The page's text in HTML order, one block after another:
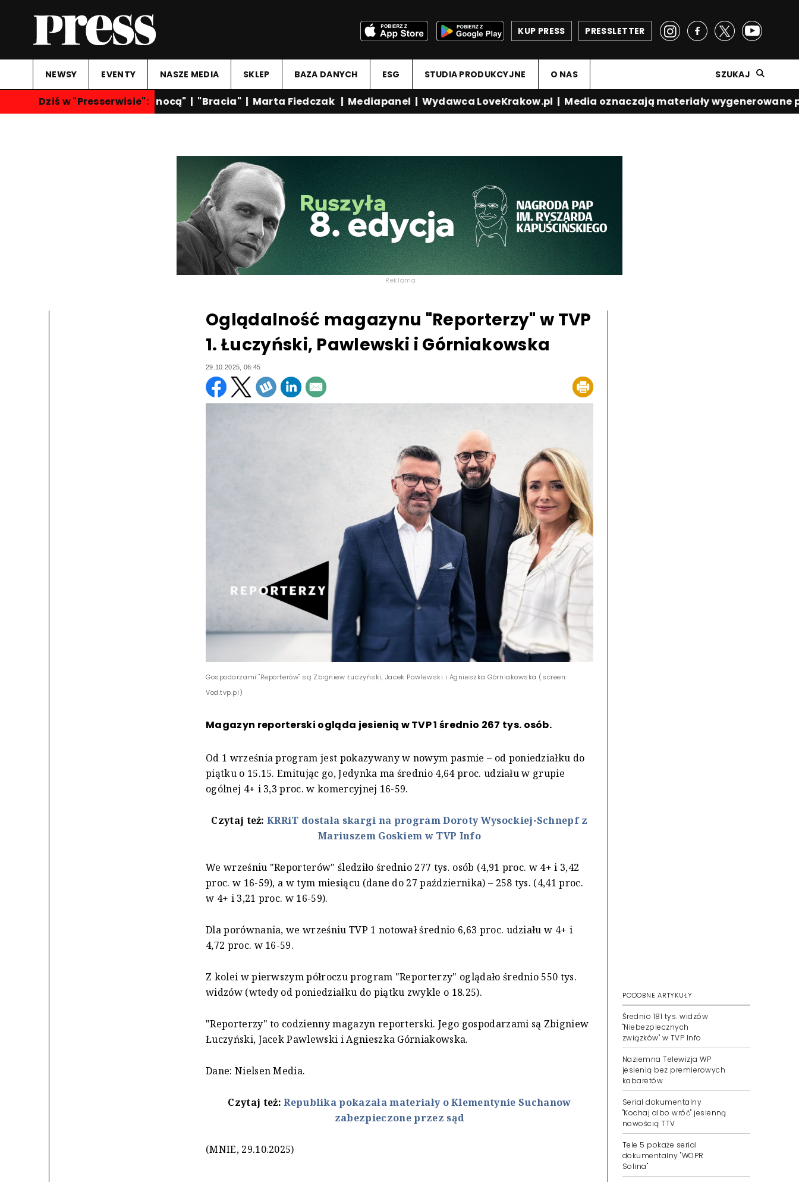
PRESSLETTER
KUP PRESS
NEWSY EVENTY NASZE MEDIA SKLEP BAZA DANYCH ESG STUDIA PRODUKCYJNE O NAS SZUKAJ
Dziś w "Presserwisie":
"Rozmowy nocą"|"Bracia"|Marta Fiedczak|Mediapanel |Wydawca LoveKrakow.pl|Media oznaczają materiały wygenerowane
Reklama
Oglądalność magazynu "Reporterzy" w TVP
1. Łuczyński, Pawlewski i Górniakowska
29.10.2025, 06:45
Gospodarzami "Reporterów" są Zbigniew Łuczyński, Jacek Pawlewski i Agnieszka Górniakowska (screen:
Vod.tvp.pl)
Magazyn reporterski ogląda jesienią w TVP 1 średnio 267 tys. osób.
Od 1 września program jest pokazywany w nowym pasmie – od poniedziałku do
piątku o 15.15. Emitując go, Jedynka ma średnio 4,64 proc. udziału w grupie
ogólnej 4+ i 3,3 proc. w komercyjnej 16-59.
Czytaj też:KRRiT dostała skargi na program Doroty Wysockiej-Schnepf z
Mariuszem Goskiem w TVP Info
We wrześniu "Reporterów" śledziło średnio 277 tys. osób (4,91 proc. w 4+ i 3,42
proc. w 16-59), a w tym miesiącu (dane do 27 października) – 258 tys. (4,41 proc.
w 4+ i 3,21 proc. w 16-59).
Dla porównania, we wrześniu TVP 1 notował średnio 6,63 proc. udziału w 4+ i
4,72 proc. w 16-59.
Z kolei w pierwszym półroczu program "Reporterzy" oglądało średnio 550 tys.
widzów (wtedy od poniedziałku do piątku zwykle o 18.25).
"Reporterzy" to codzienny magazyn reporterski. Jego gospodarzami są Zbigniew
Łuczyński, Jacek Pawlewski i Agnieszka Górniakowska.
Dane: Nielsen Media.
Czytaj też:Republika pokazała materiały o Klementynie Suchanow
zabezpieczone przez sąd
(MNIE, 29.10.2025)
PODOBNE ARTYKUŁY
Średnio 181 tys. widzów
"Niebezpiecznych
związków" w TVP Info
Naziemna Telewizja WP
jesienią bez premierowych
kabaretów
Serial dokumentalny
"Kochaj albo wróć" jesienną
nowością TTV
Tele 5 pokaże serial
dokumentalny "WOPR
Solina"